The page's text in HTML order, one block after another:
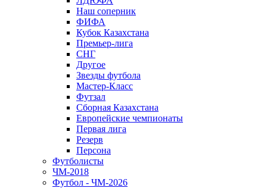
Наш соперник
ФИФА
Кубок Казахстана
Премьер-лига
СНГ
Другое
Звезды футбола
Мастер-Класс
Футзал
Сборная Казахстана
Европейские чемпионаты
Первая лига
Резерв
Персона
Футболисты
ЧМ-2018
Футбол - ЧМ-2026